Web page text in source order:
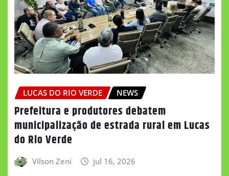
LUCAS DO RIO VERDE NEWS
Prefeitura e produtores debatem
municipalização de estrada rural em Lucas
do Rio Verde
Vilson Zeni jul 16, 2026